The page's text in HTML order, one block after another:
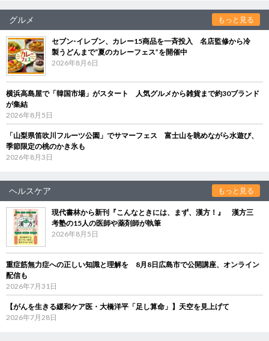
グルメ もっと見る
セブン‐イレブン、カレー15商品を一斉投入 名店監修から冷
製うどんまで“夏のカレーフェス”を開催中
2026年8月6日
横浜高島屋で「韓国市場」がスタート 人気グルメから雑貨まで約30ブランド
が集結
2026年8月5日
「山梨県笛吹川フルーツ公園」でサマーフェス 富士山を眺めながら水遊び、
季節限定の桃のかき氷も
2026年8月3日
ヘルスケア もっと見る
現代書林から新刊『こんなときには、まず、漢方！』 漢方三
考塾の15人の医師や薬剤師が執筆
2026年8月5日
重症筋無力症への正しい知識と理解を 8月8日広島市で公開講座、オンライン
配信も
2026年7月31日
【がんを生きる緩和ケア医・大橋洋平「足し算命」】天空を見上げて
2026年7月28日